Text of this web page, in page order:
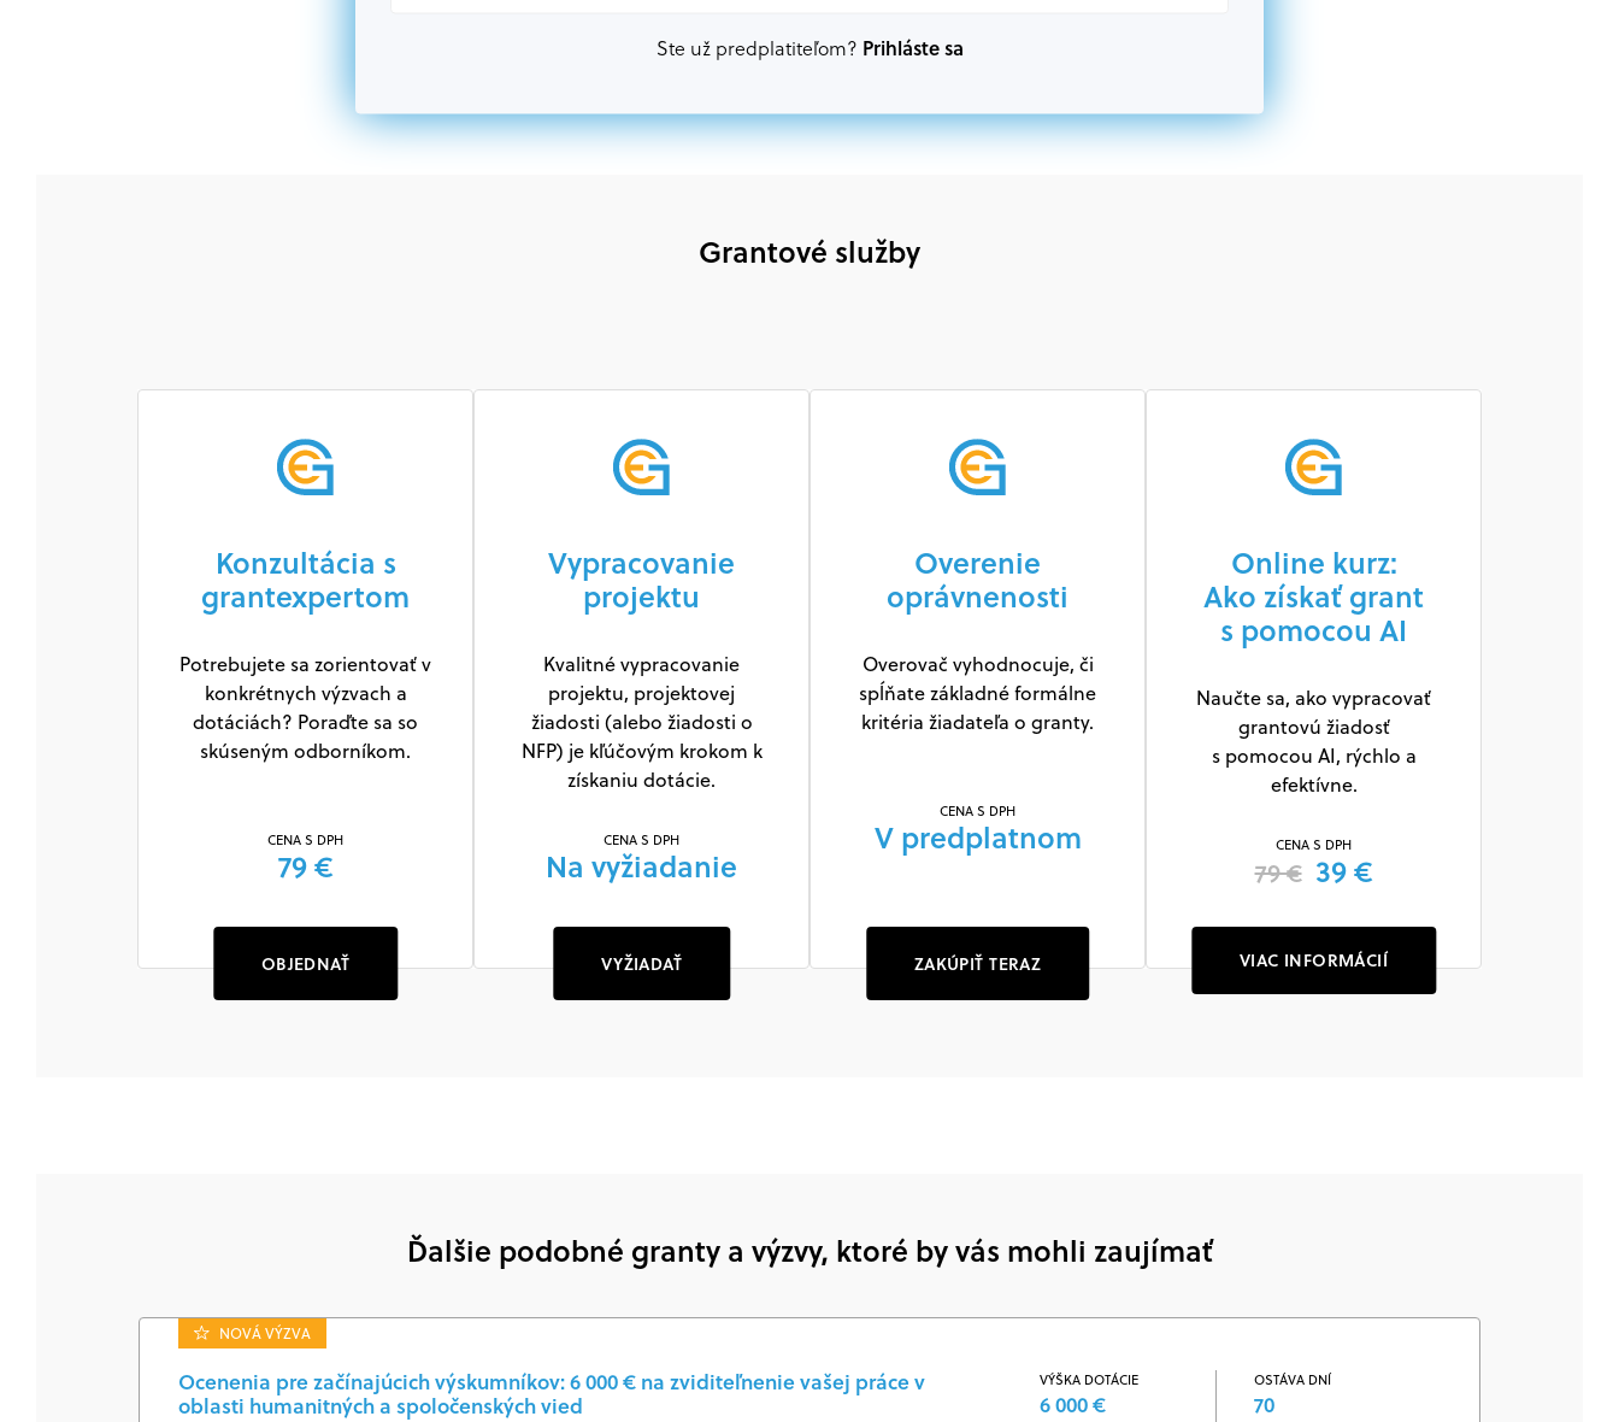
prispievajúca k implementácii projektu
Ste už predplatiteľom? Prihláste sa
Grantové služby
Konzultácia s
grantexpertom
Potrebujete sa zorientovať v
konkrétnych výzvach a
dotáciách? Poraďte sa so
skúseným odborníkom.
CENA S DPH
79 €
OBJEDNAŤ
Vypracovanie
projektu
Kvalitné vypracovanie
projektu, projektovej
žiadosti (alebo žiadosti o
NFP) je kľúčovým krokom k
získaniu dotácie.
CENA S DPH
Na vyžiadanie
VYŽIADAŤ
Overenie
oprávnenosti
Overovač vyhodnocuje, či
spĺňate základné formálne
kritéria žiadateľa o granty.
CENA S DPH
V predplatnom
ZAKÚPIŤ TERAZ
Online kurz:
Ako získať grant
s pomocou AI
Naučte sa, ako vypracovať
grantovú žiadosť
s pomocou AI, rýchlo a
efektívne.
CENA S DPH
79 € 39 €
VIAC INFORMÁCIÍ
Ďalšie podobné granty a výzvy, ktoré by vás mohli zaujímať
NOVÁ VÝZVA
Ocenenia pre začínajúcich výskumníkov: 6 000 € na zviditeľnenie vašej práce v
oblasti humanitných a spoločenských vied
VÝŠKA DOTÁCIE
6 000 €
OSTÁVA DNÍ
70